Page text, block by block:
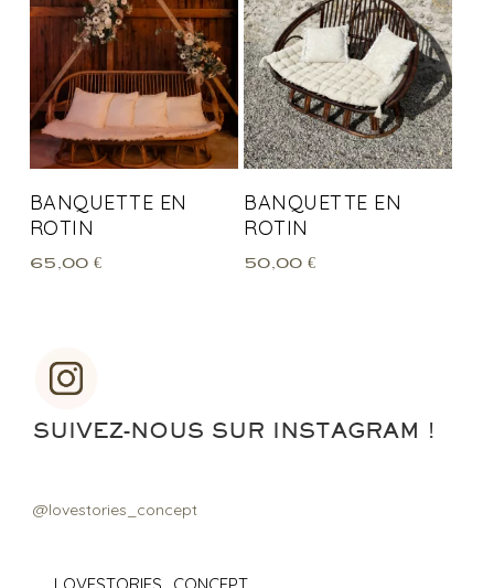
BANQUETTE EN
ROTIN
65,00 €
BANQUETTE EN
ROTIN
50,00€
SUIVEZ-NOUS SUR INSTAGRAM !
@lovestories_concept